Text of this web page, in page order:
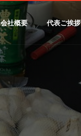
会社概要 代表ご挨拶